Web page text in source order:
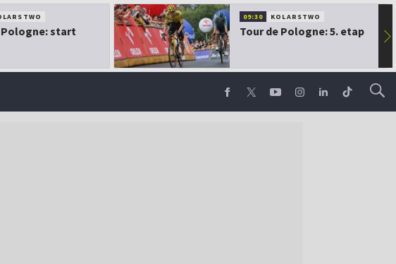
Pologne: start
09:30 KOLARSTWO
Tour de Pologne: 5. etap ▶